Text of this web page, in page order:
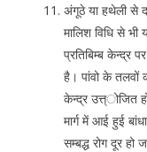
अंगूठे या हथेली से
मालिश विधि से
प्रतिबिम्ब केन्द्र
है। पांवो के तलवों
केन्द्र उत्त्ोजित
मार्ग में आई हुई
सम्बद्ध रोग दूर हो